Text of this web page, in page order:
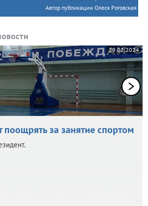
Автор публикации Олеся Роговская
29.02.2024
поощрять за занятие спортом